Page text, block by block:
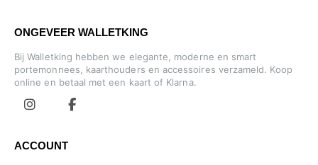
ONGEVEER WALLETKING
Bij Walletking hebben we elegante, moderne en smart
portemonnees, kaarthouders en accessoires verzameld. Koop
online en betaal met een kaart of Klarna.
ACCOUNT